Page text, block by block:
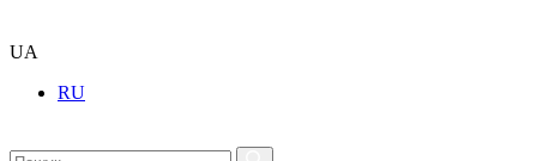
UA
RU